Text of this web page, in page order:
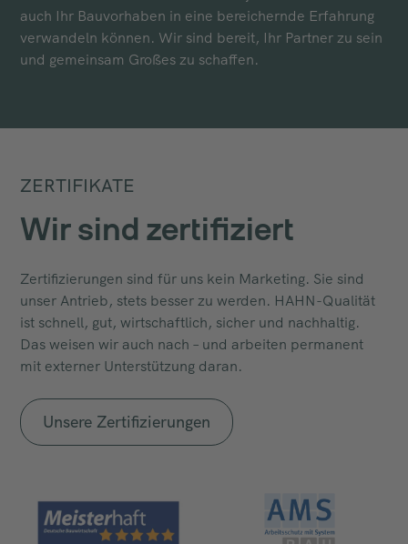
auch Ihr Bauvorhaben in eine bereichernde Erfahrung
verwandeln können. Wir sind bereit, Ihr Partner zu sein
und gemeinsam Großes zu schaffen.
ZERTIFIKATE
Wir sind zertifiziert
Zertifizierungen sind für uns kein Marketing. Sie sind
unser Antrieb, stets besser zu werden. HAHN-Qualität
ist schnell, gut, wirtschaftlich, sicher und nachhaltig.
Das weisen wir auch nach – und arbeiten permanent
mit externer Unterstützung daran.
Unsere Zertifizierungen